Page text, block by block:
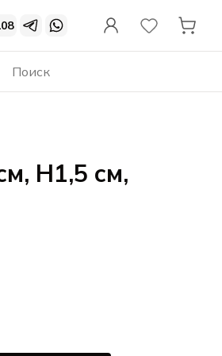
H1,5 см,